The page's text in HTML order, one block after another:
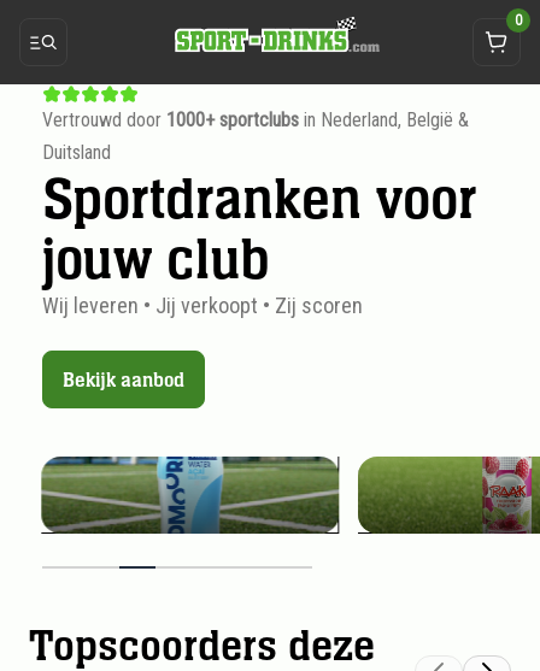
0
Sportdranken voor
jouw club
Vertrouwd door 1000+ sportclubsin Nederland, België &
Duitsland
Wij leveren • Jij verkoopt • Zij scoren
Bekijk aanbod
Topscoorders deze